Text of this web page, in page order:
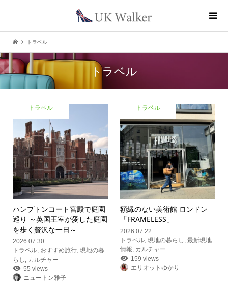
トラベル
トラベル
トラベル
ハンプトンコート宮殿で庭園
巡り ～英国王室が愛した庭園
を歩く贅沢な一日～
2026.07.30
トラベル, おすすめ旅行, 現地の暮
らし
カルチャー
55 views
ニュートン雅子
トラベル
額縁のない美術館 ロンドン
「FRAMELESS」
2026.07.22
トラベル ,現地の暮らし ,最新現地
情報 カルチャー
159 views
エリオットゆかり